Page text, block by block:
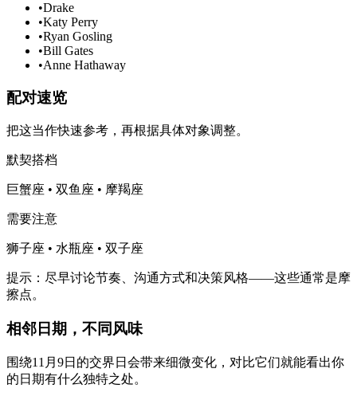
•Drake
•Katy Perry
•Ryan Gosling
•Bill Gates
•Anne Hathaway
配对速览
把这当作快速参考，再根据具体对象调整。
默契搭档
巨蟹座 • 双鱼座 • 摩羯座
需要注意
狮子座 • 水瓶座 • 双子座
提示：尽早讨论节奏、沟通方式和决策风格——这些通常是摩
擦点。
相邻日期，不同风味
围绕11月9日的交界日会带来细微变化，对比它们就能看出你
的日期有什么独特之处。